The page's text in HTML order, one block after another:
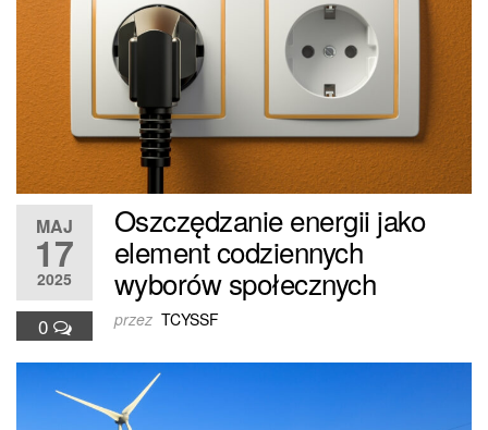
MAJ
17
2025
0
Oszczędzanie energii jako
element codziennych
wyborów społecznych
przez TCYSSF